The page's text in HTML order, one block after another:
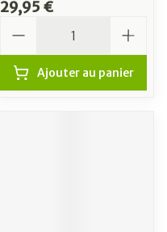
29,95 €
Ajouter au panier